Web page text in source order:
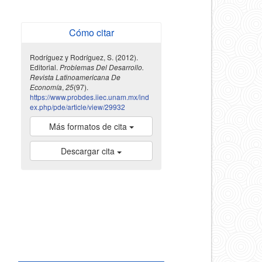
Cómo citar
Rodríguez y Rodríguez, S. (2012).
Editorial. Problemas Del Desarrollo.
Revista Latinoamericana De
Economía, 25(97).
https://www.probdes.iiec.unam.mx/ind
ex.php/pde/article/view/29932
Más formatos de cita
Descargar cita